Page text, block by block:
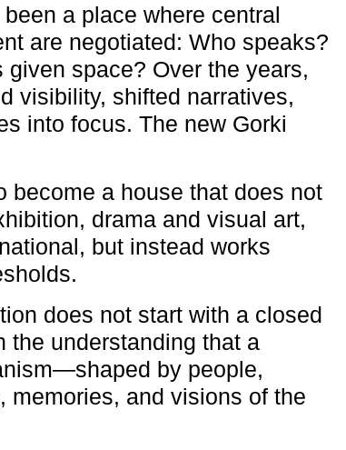
a place where central
are negotiated: Who speaks?
space? Over the years,
visibility, shifted narratives,
into focus. The new Gorki
become a house that does not
drama and visual art,
but instead works
does not start with a closed
the understanding that a
by people,
memories, and visions of the